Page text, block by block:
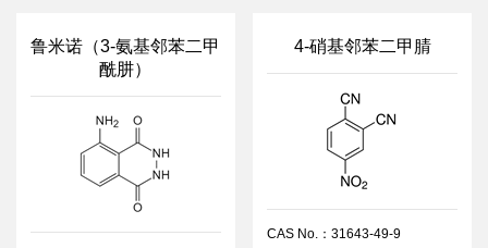
鲁米诺（3-氨基邻苯二甲
酰肼）
4-硝基邻苯二甲腈
CAS No.：31643-49-9